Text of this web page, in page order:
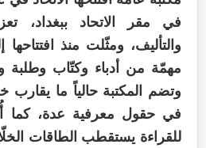
في مقر الاتحاد ببغداد،
والتأليف، ومثّلت منذ افتتاحها
مهمّة من أدباء وكتّاب وطلبة
وتضم المكتبة حالياً ما
في حقول معرفية عدة، كما
للقراءة يستقطب الطاقات